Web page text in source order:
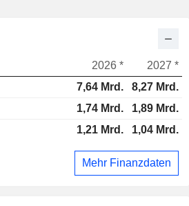
2026 *
2027 *
7,64 Mrd.
8,27 Mrd.
1,74 Mrd.
1,89 Mrd.
1,21 Mrd. 1,04 Mrd.
Mehr Finanzdaten